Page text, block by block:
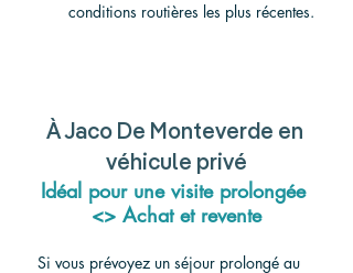
conditions routières les plus récentes.
À Jaco De Monteverde en
véhicule privé
Idéal pour une visite prolongée
<> Achat et revente
Si vous prévoyez un séjour prolongé au